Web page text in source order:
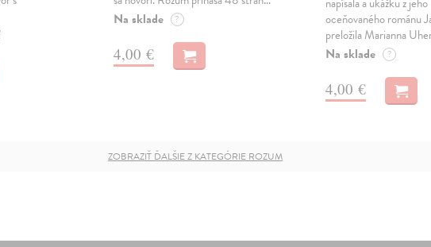
Na sklade ?
4,00 €
oceňovaného románu
preložila Marianna
Na sklade ?
4,00 €
ZOBRAZIŤ ĎALŠIE Z KATEGÓRIE ROZUM